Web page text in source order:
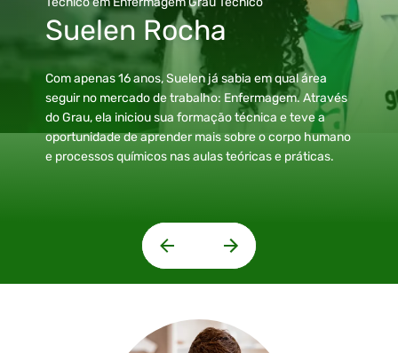
Suelen Rocha
Com apenas 16 anos, Suelen já sabia em qual área
seguir no mercado de trabalho: Enfermagem. Através
do Grau, ela iniciou sua formação técnica e teve a
oportunidade de aprender mais sobre o corpo humano
e processos químicos nas aulas teóricas e práticas.